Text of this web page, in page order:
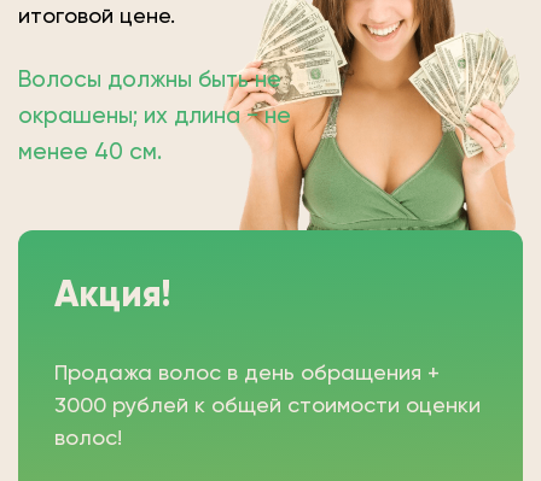
итоговой цене.
Волосы должны быть не
окрашены; их длина − не
менее 40 см.
Акция!
Продажа волос в день обращения +
3000 рублей к общей стоимости оценки
волос!